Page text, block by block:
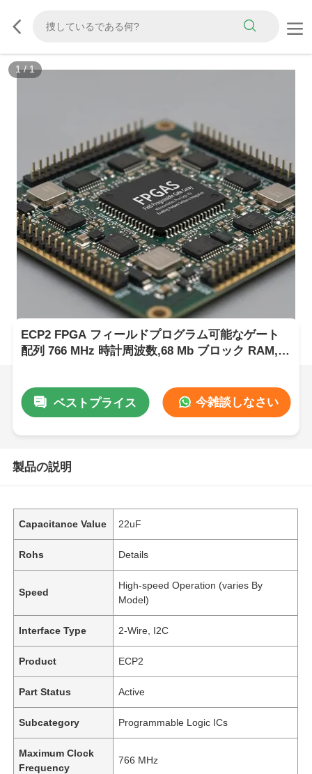
1/1
ECP2 FPGA フィールドプログラム可能なゲート
配列 766 MHz 時計周波数,68 Mb ブロック RAM, 6
ベストプライス 今雑談しなさい
製品の説明
Capacitance Value 22uF
Rohs Details
Speed
High-speed Operation (varies By
Model)
Interface Type 2-Wire, I2C
Product ECP2
Part Status Active
Subcategory Programmable Logic ICs
Maximum Clock
Frequency
766 MHz